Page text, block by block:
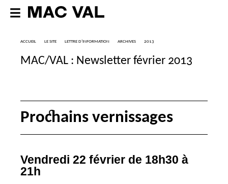
ACCUEIL LE SITE LETTRE D’INFORMATION ARCHIVES 2013
MAC/VAL : Newsletter février 2013
Prochains vernissages
Vendredi 22 février de 18h30 à
21h